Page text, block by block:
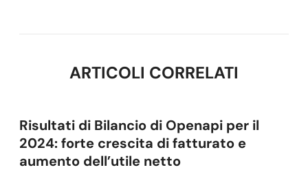
ARTICOLI CORRELATI
Risultati di Bilancio di Openapi per il
2024: forte crescita di fatturato e
aumento dell’utile netto